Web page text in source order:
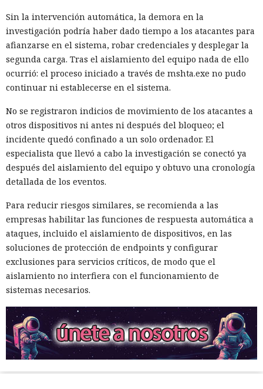
Sin la intervención automática, la demora en la
investigación podría haber dado tiempo a los atacantes para
afianzarse en el sistema, robar credenciales y desplegar la
segunda carga. Tras el aislamiento del equipo nada de ello
ocurrió: el proceso iniciado a través de mshta.exe no pudo
continuar ni establecerse en el sistema.
No se registraron indicios de movimiento de los atacantes a
otros dispositivos ni antes ni después del bloqueo; el
incidente quedó confinado a un solo ordenador. El
especialista que llevó a cabo la investigación se conectó ya
después del aislamiento del equipo y obtuvo una cronología
detallada de los eventos.
Para reducir riesgos similares, se recomienda a las
empresas habilitar las funciones de respuesta automática a
ataques, incluido el aislamiento de dispositivos, en las
soluciones de protección de endpoints y configurar
exclusiones para servicios críticos, de modo que el
aislamiento no interfiera con el funcionamiento de
sistemas necesarios.